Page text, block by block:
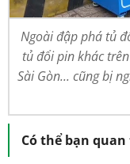
Ngoài đập phá tủ
tủ đổi pin khác
Sài Gòn... cũng bị
Có thể bạn